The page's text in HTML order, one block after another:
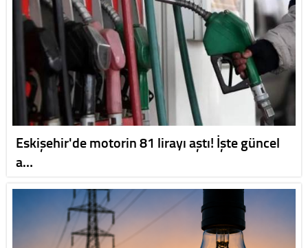
Eskişehir'de motorin 81 lirayı aştı! İşte güncel
a…